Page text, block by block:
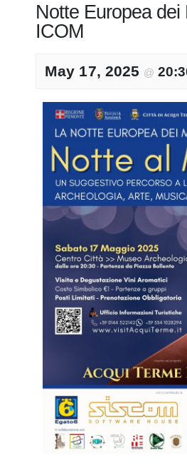
Notte Europea dei
ICOM
May 17, 2025 @